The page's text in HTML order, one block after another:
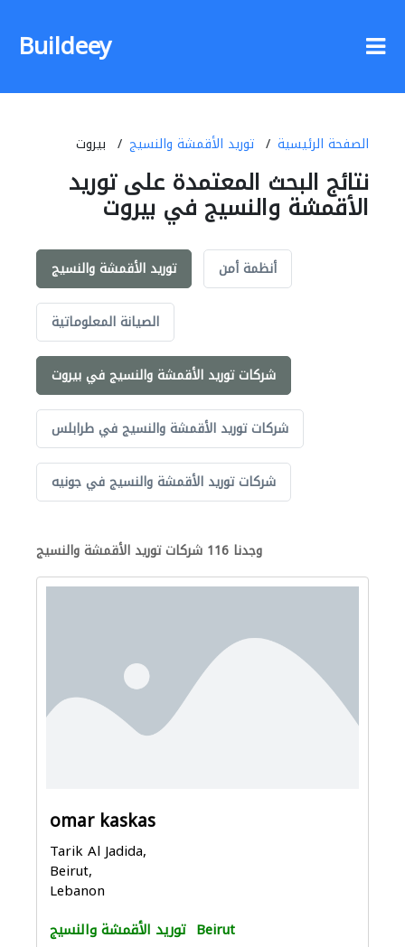
Buildeey
الصفحة الرئيسية توريد الأقمشة والنسيج بيروت
نتائج البحث المعتمدة على توريد
الأقمشة والنسيج في بيروت
توريد الأقمشة والنسيج أنظمة أمن
الصيانة المعلوماتية
شركات توريد الأقمشة والنسيج في بيروت
شركات توريد الأقمشة والنسيج في طرابلس
شركات توريد الأقمشة والنسيج في جونيه
وجدنا 116 شركات توريد الأقمشة والنسيج
omar kaskas
Tarik Al Jadida,
Beirut,
Lebanon
توريد الأقمشة والنسيج Beirut